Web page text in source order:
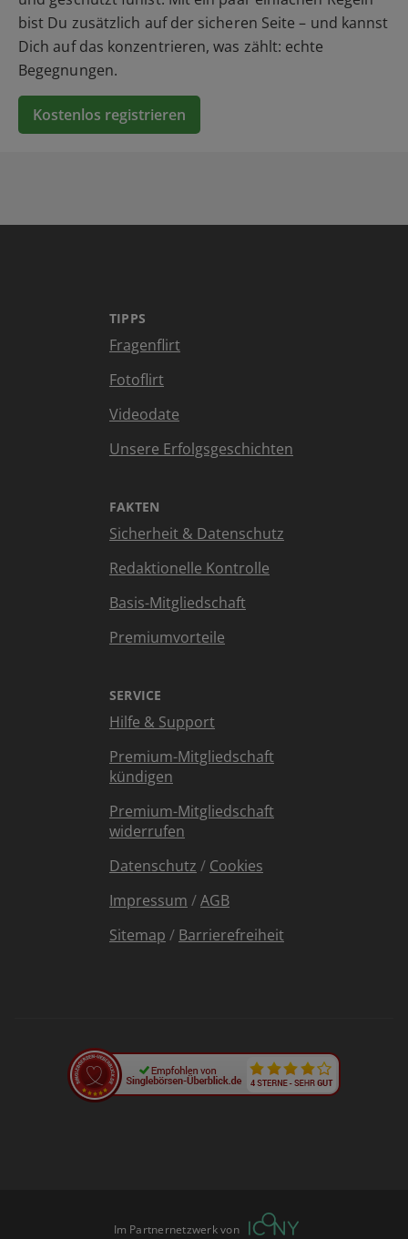
bist Du zusätzlich auf der sicheren Seite – und kannst
Dich auf das konzentrieren, was zählt: echte
Begegnungen.
Kostenlos registrieren
TIPPS
Fragenflirt
Fotoflirt
Videodate
Unsere Erfolgsgeschichten
FAKTEN
Sicherheit & Datenschutz
Redaktionelle Kontrolle
Basis-Mitgliedschaft
Premiumvorteile
SERVICE
Hilfe & Support
Premium-Mitgliedschaft
kündigen
Premium-Mitgliedschaft
widerrufen
Datenschutz / Cookies
Impressum /AGB
Sitemap / Barrierefreiheit
Im Partnernetzwerk von